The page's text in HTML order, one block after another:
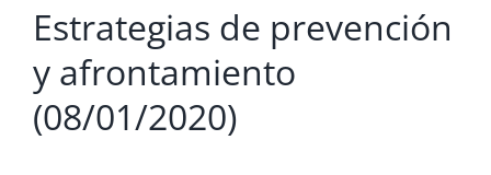
Estrategias de prevención
y afrontamiento
(08/01/2020)